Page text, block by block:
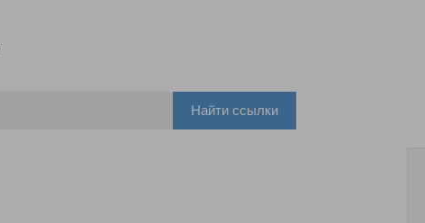
Найти ссылки